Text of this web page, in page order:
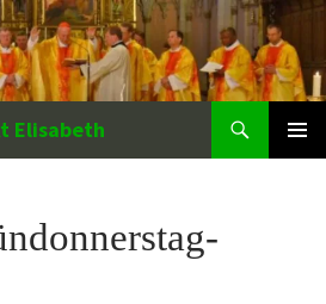
Elisabeth